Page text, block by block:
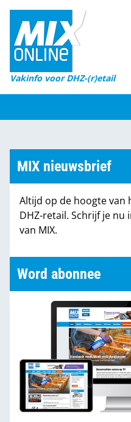
Vakinfo voor DHZ-(r)etail
Home
Magazines
DHZ Sessie
Marktcijfers
Partners
MIX nieuwsbrief
Altijd op de hoogte van
DHZ-retail. Schrijf je nu
van MIX.
Word abonnee